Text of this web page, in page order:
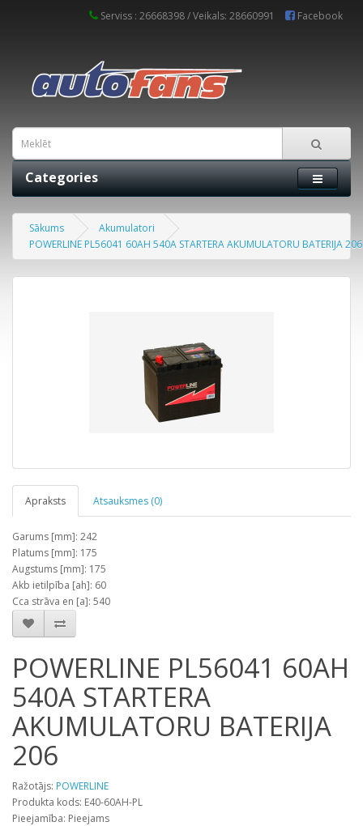
Serviss : 26668398 / Veikals: 28660991 Facebook
Categories
Sākums
Akumulatori
POWERLINE PL56041 60AH 540A STARTERA AKUMULATORU BATERIJA 206
Apraksts Atsauksmes (0)
Garums [mm]: 242
Platums [mm]: 175
Augstums [mm]: 175
Akb ietilpība [ah]: 60
Cca strāva en [a]: 540
POWERLINE PL56041 60AH
540A STARTERA
AKUMULATORU BATERIJA
206
Ražotājs: POWERLINE
Produkta kods: E40-60AH-PL
Pieejamība: Pieejams